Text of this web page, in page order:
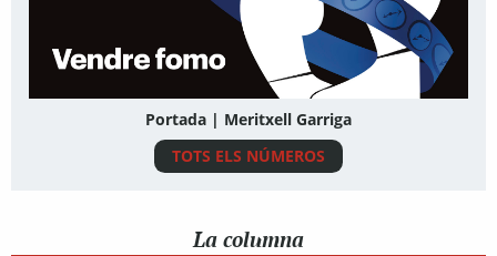
Portada | Meritxell Garriga
TOTS ELS NÚMEROS
La columna